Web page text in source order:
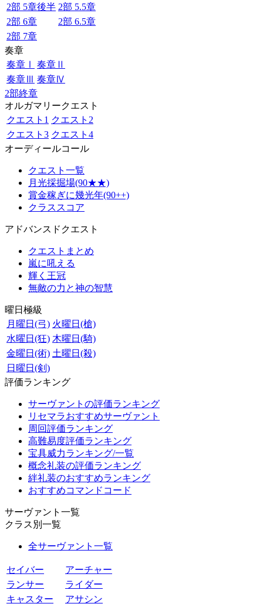
2部 5章後半 2部 5.5章
2部 6章
2部 6.5章
2部 7章
奏章
奏章Ⅰ
奏章Ⅱ
奏章Ⅲ 奏章Ⅳ
2部終章
オルガマリークエスト
クエスト1 クエスト2
クエスト3 クエスト4
オーディールコール
クエスト一覧
月光採掘場(90★★)
賞金稼ぎに幾光年(90++)
クラススコア
アドバンスドクエスト
クエストまとめ
嵐に吼える
輝く王冠
無敵の力と神の智慧
曜日極級
月曜日(弓) 火曜日(槍)
水曜日(狂) 木曜日(騎)
金曜日(術) 土曜日(殺)
日曜日(剣)
評価ランキング
サーヴァントの評価ランキング
リセマラおすすめサーヴァント
周回評価ランキング
高難易度評価ランキング
宝具威力ランキング/一覧
概念礼装の評価ランキング
絆礼装のおすすめランキング
おすすめコマンドコード
サーヴァント一覧
クラス別一覧
全サーヴァント一覧
セイバー
アーチャー
ランサー
ライダー
キャスター
アサシン